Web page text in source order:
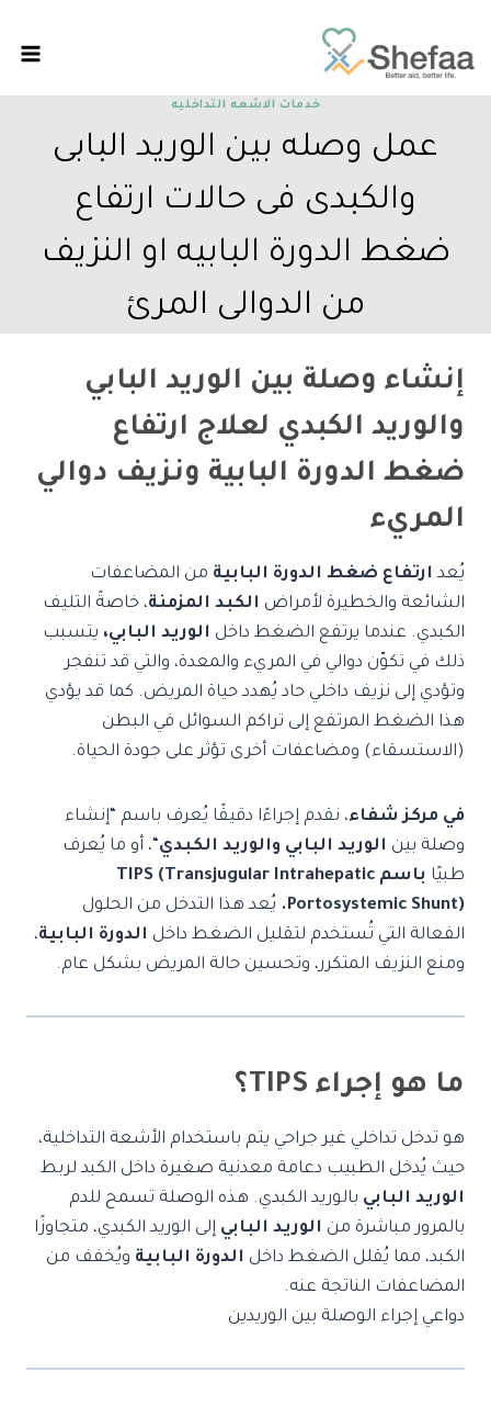
خدمات الاشعه التداخليه
عمل وصله بين الوريد البابى
والكبدى فى حالات ارتفاع
ضغط الدورة البابيه او النزيف
من الدوالى المرئ
إنشاء وصلة بين الوريد البابي
والوريد الكبدي لعلاج ارتفاع
ضغط الدورة البابية ونزيف دوالي
المريء
يُعد ارتفاع ضغط الدورة البابية من المضاعفات
الشائعة والخطيرة لأمراض الكبد المزمنة، خاصةً التليف
الكبدي. عندما يرتفع الضغط داخل الوريد البابي، يتسبب
ذلك في تكوّن دوالي في المريء والمعدة، والتي قد تنفجر
وتؤدي إلى نزيف داخلي حاد يُهدد حياة المريض. كما قد يؤدي
هذا الضغط المرتفع إلى تراكم السوائل في البطن
(الاستسقاء) ومضاعفات أخرى تؤثر على جودة الحياة.
في مركز شفاء، نقدم إجراءًا دقيقًا يُعرف باسم “إنشاء
وصلة بين الوريد البابي والوريد الكبدي“، أو ما يُعرف
طبيًا باسم TIPS (Transjugular Intrahepatic
Portosystemic Shunt).
يُعد هذا التدخل من الحلول
الفعالة التي تُستخدم لتقليل الضغط داخل الدورة البابية،
ومنع النزيف المتكرر، وتحسين حالة المريض بشكل عام.
ما هو إجراء TIPS؟
هو تدخل تداخلي غير جراحي يتم باستخدام الأشعة التداخلية،
حيث يُدخل الطبيب دعامة معدنية صغيرة داخل الكبد لربط
الوريد البابي بالوريد الكبدي. هذه الوصلة تسمح للدم
بالمرور مباشرة من الوريد البابي إلى الوريد الكبدي، متجاوزًا
الكبد، مما يُقلل الضغط داخل الدورة البابية ويُخفف من
المضاعفات الناتجة عنه.
دواعي إجراء الوصلة بين الوريدين